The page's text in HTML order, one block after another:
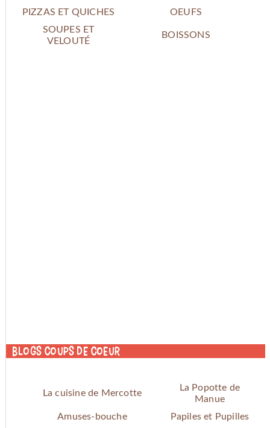
PIZZAS ET QUICHES
OEUFS
SOUPES ET
VELOUTÉ
BOISSONS
Blogs coups de coeur
La cuisine de Mercotte
La Popotte de
Manue
Amuses-bouche
Papiles et Pupilles